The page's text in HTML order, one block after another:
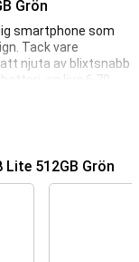
Grön
smartphone som
Tack vare
njuta av blixtsnabb
en ljus 6,79-
knivskarpa foton.
har du gott
uppslukande
eller
512GB Grön